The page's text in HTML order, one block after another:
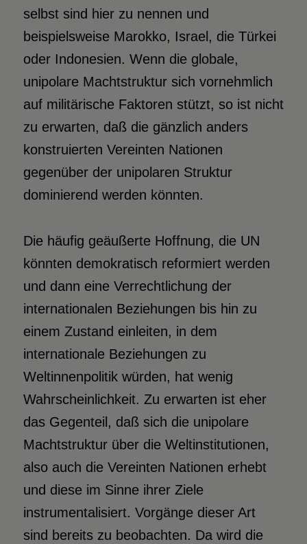
selbst sind hier zu nennen und
beispielsweise Marokko, Israel, die Türkei
oder Indonesien. Wenn die globale,
unipolare Machtstruktur sich vornehmlich
auf militärische Faktoren stützt, so ist nicht
zu erwarten, daß die gänzlich anders
konstruierten Vereinten Nationen
gegenüber der unipolaren Struktur
dominierend werden könnten.
Die häufig geäußerte Hoffnung, die UN
könnten demokratisch reformiert werden
und dann eine Verrechtlichung der
internationalen Beziehungen bis hin zu
einem Zustand einleiten, in dem
internationale Beziehungen zu
Weltinnenpolitik würden, hat wenig
Wahrscheinlichkeit. Zu erwarten ist eher
das Gegenteil, daß sich die unipolare
Machtstruktur über die Weltinstitutionen,
also auch die Vereinten Nationen erhebt
und diese im Sinne ihrer Ziele
instrumentalisiert. Vorgänge dieser Art
sind bereits zu beobachten. Da wird die